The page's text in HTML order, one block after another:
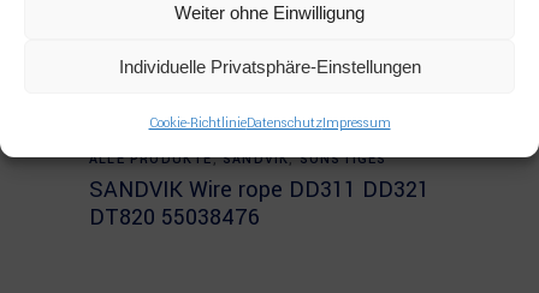
Weiter ohne Einwilligung
Individuelle Privatsphäre-Einstellungen
Cookie-RichtlinieDatenschutzImpressum
ALLE PRODUKTE,SANDVIK,SONSTIGES
SANDVIK Wire rope DD311 DD321
DT820 55038476